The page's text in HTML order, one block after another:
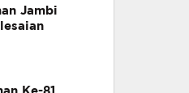
Jambi